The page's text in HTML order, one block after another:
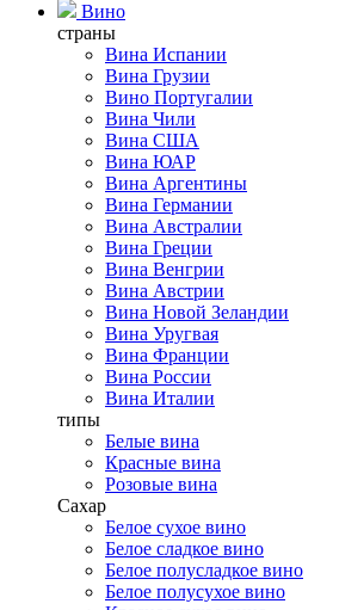
Вино
страны
Вина Испании
Вина Грузии
Вино Португалии
Вина Чили
Вина США
Вина ЮАР
Вина Аргентины
Вина Германии
Вина Австралии
Вина Греции
Вина Венгрии
Вина Австрии
Вина Новой Зеландии
Вина Уругвая
Вина Франции
Вина России
Вина Италии
типы
Белые вина
Красные вина
Розовые вина
Сахар
Белое сухое вино
Белое сладкое вино
Белое полусладкое вино
Белое полусухое вино